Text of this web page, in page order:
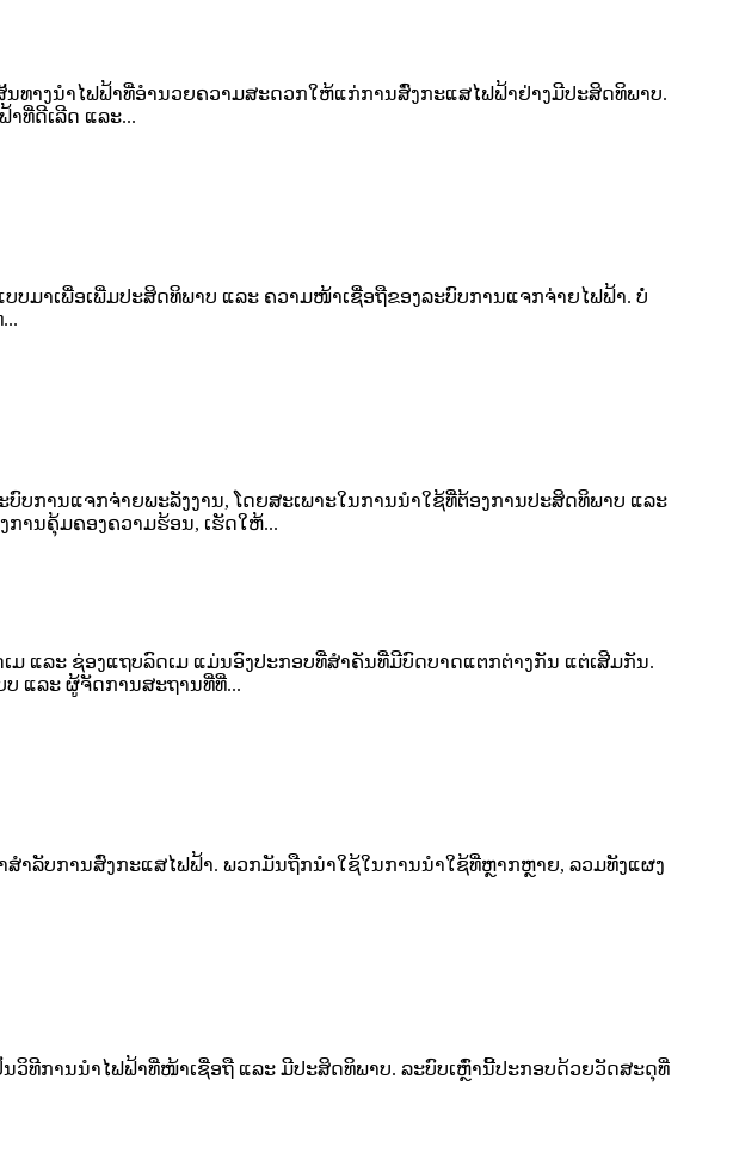
ທາງນຳໄຟຟ້າທີ່ອຳນວຍຄວາມສະດວກໃຫ້ແກ່ການສົ່ງກະແສໄຟຟ້າຢ່າງມີປະສິດທິພາບ.
າທີ່ດີເລີດ ແລະ...
ມາເພື່ອເພີ່ມປະສິດທິພາບ ແລະ ຄວາມໜ້າເຊື່ອຖືຂອງລະບົບການແຈກຈ່າຍໄຟຟ້າ. ບໍ່
ການແຈກຈ່າຍພະລັງງານ, ໂດຍສະເພາະໃນການນຳໃຊ້ທີ່ຕ້ອງການປະສິດທິພາບ ແລະ
ານຄຸ້ມຄອງຄວາມຮ້ອນ, ເຮັດໃຫ້...
ແລະ ຊ່ອງແຖບລົດເມ ແມ່ນອົງປະກອບທີ່ສຳຄັນທີ່ມີບົດບາດແຕກຕ່າງກັນ ແຕ່ເສີມກັນ.
ແລະ ຜູ້ຈັດການສະຖານທີ່ທີ່...
ສຳລັບການສົ່ງກະແສໄຟຟ້າ. ພວກມັນຖືກນຳໃຊ້ໃນການນຳໃຊ້ທີ່ຫຼາກຫຼາຍ, ລວມທັງແຜງ
ນວິທີການນຳໄຟຟ້າທີ່ໜ້າເຊື່ອຖື ແລະ ມີປະສິດທິພາບ. ລະບົບເຫຼົ່ານີ້ປະກອບດ້ວຍວັດສະດຸທີ່